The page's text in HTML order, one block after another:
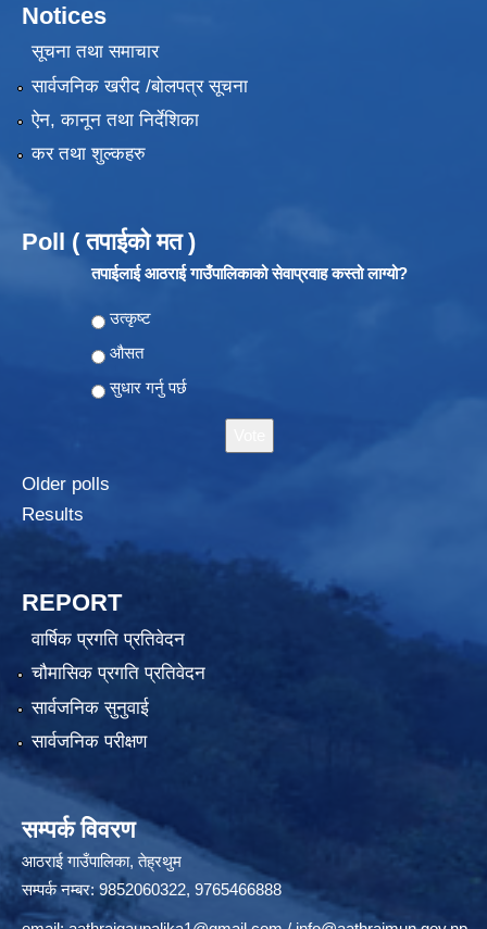
Notices
सूचना तथा समाचार
सार्वजनिक खरीद /बोलपत्र सूचना
ऐन, कानून तथा निर्देशिका
कर तथा शुल्कहरु
Poll ( तपाईको मत )
तपाईलाई आठराई गाउँपालिकाको सेवाप्रवाह कस्तो लाग्यो?
Choices
उत्कृष्ट
औसत
सुधार गर्नु पर्छ
Older polls
Results
REPORT
वार्षिक प्रगति प्रतिवेदन
चौमासिक प्रगति प्रतिवेदन
सार्वजनिक सुनुवाई
सार्वजनिक परीक्षण
सम्पर्क विवरण
आठराई गाउँपालिका, तेह्रथुम
सम्पर्क नम्बर: 9852060322, 9765466888